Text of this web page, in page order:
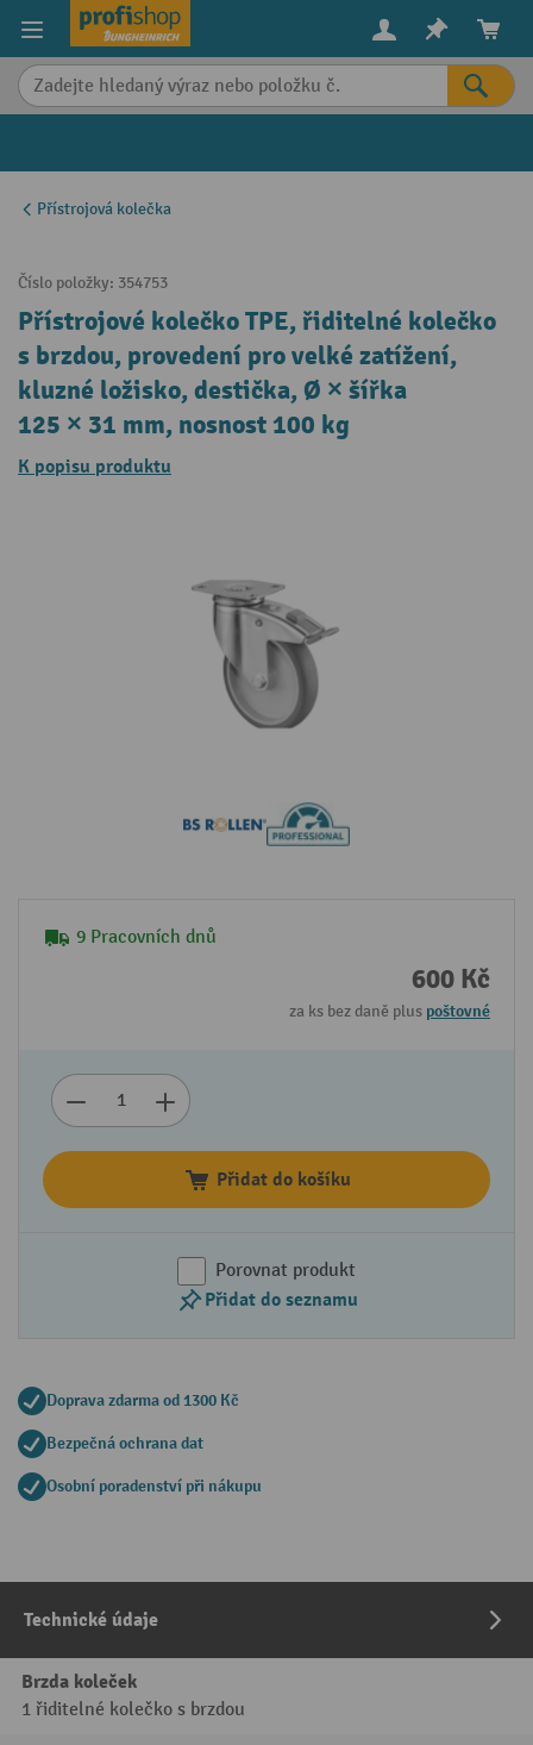
content
Přístrojová kolečka
Číslo položky: 354753
Přístrojové kolečko TPE, řiditelné kolečko
s brzdou, provedení pro velké zatížení,
kluzné ložisko, destička, Ø × šířka
125 × 31 mm, nosnost 100 kg
K popisu produktu
9 Pracovních dnů
600 Kč
za ks bez daně plus poštovné
Přidat do košíku
Porovnat produkt
Přidat do seznamu
Doprava zdarma od 1300 Kč
Bezpečná ochrana dat
Osobní poradenství při nákupu
Technické údaje
Brzda koleček
1 řiditelné kolečko s brzdou